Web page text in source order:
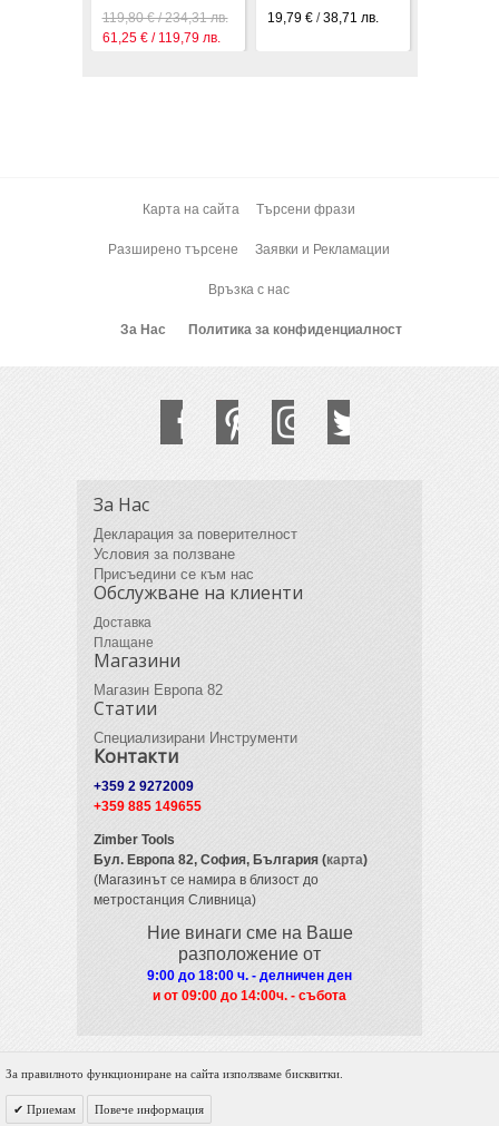
119,80 € / 234,31 лв.
61,25 € / 119,79 лв.
19,79 €/38,71 лв.
Карта на сайта Търсени фрази
Разширено търсене Заявки и Рекламации
Връзка с нас
За Нас Политика за конфиденциалност
За Нас
Декларация за поверителност
Условия за ползване
Присъедини се към нас
Обслужване на клиенти
Доставка
Плащане
Магазини
Магазин Европа 82
Статии
Специализирани Инструменти
Контакти
+359 2 9272009
+359 885 149655
Zimber Tools
Бул. Европа 82, София, България (карта)
(Магазинът се намира в близост до
метростанция Сливница)
Ние винаги сме на Ваше
разположение от
9:00 до 18:00 ч. - делничен ден
и от 09:00 до 14:00ч. - събота
© 2012 Zimber Tools. All Rights Reserved.
За правилното функциониране на сайта използваме бисквитки.
Приемам Повече информация
Powered by DigiNET